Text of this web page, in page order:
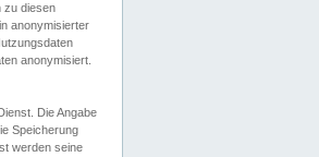
zu diesen
anonymisierter
anonymisiert.
Die Angabe
Speicherung
werden seine